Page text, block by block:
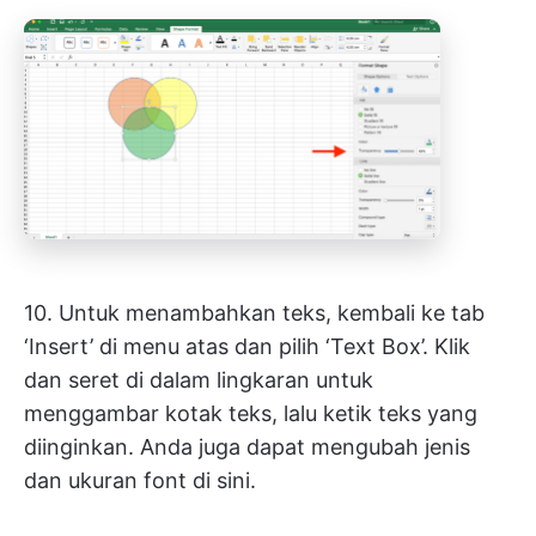
10. Untuk menambahkan teks, kembali ke tab
‘Insert’ di menu atas dan pilih ‘Text Box’. Klik
dan seret di dalam lingkaran untuk
menggambar kotak teks, lalu ketik teks yang
diinginkan. Anda juga dapat mengubah jenis
dan ukuran font di sini.